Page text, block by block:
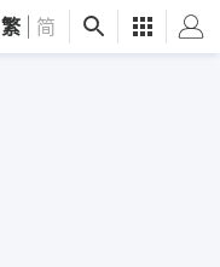
繁 简